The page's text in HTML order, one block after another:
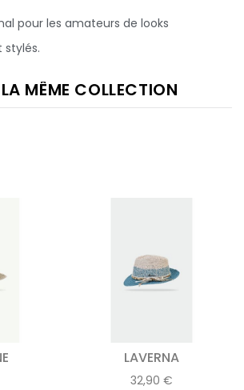
pour les amateurs de looks
MÊME COLLECTION
LAVERNA
32,90 €